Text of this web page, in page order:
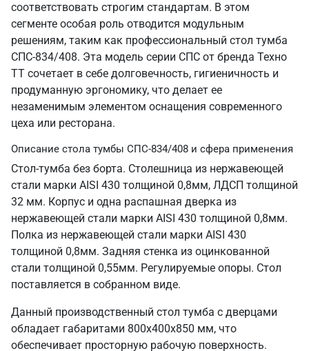
соответствовать строгим стандартам. В этом
сегменте особая роль отводится модульным
решениям, таким как профессиональный стол тумба
СПС-834/408. Эта модель серии СПС от бренда Техно
ТТ сочетает в себе долговечность, гигиеничность и
продуманную эргономику, что делает ее
незаменимым элементом оснащения современного
цеха или ресторана.
Описание стола тумбы СПС-834/408 и сфера применения
Стол-тумба без борта. Столешница из нержавеющей
стали марки AISI 430 толщиной 0,8мм, ЛДСП толщиной
32 мм. Корпус и одна распашная дверка из
нержавеющей стали марки AISI 430 толщиной 0,8мм.
Полка из нержавеющей стали марки AISI 430
толщиной 0,8мм. Задняя стенка из оцинкованной
стали толщиной 0,55мм. Регулируемые опоры. Стол
поставляется в собранном виде.
Данный производственный стол тумба с дверцами
обладает габаритами 800х400х850 мм, что
обеспечивает просторную рабочую поверхность.